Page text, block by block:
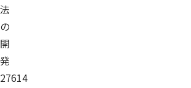
法
の
開
発
27614